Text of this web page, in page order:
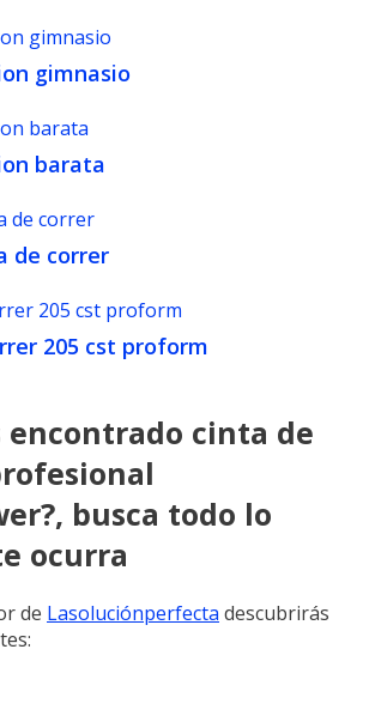
gimnasio
barata
de correr
205 cst proform
encontrado cinta de
busca todo lo
ocurra
de Lasoluciónperfecta descubrirás